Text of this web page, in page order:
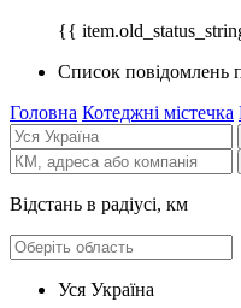
{{
Список повідомлень
Головна Котеджні містечка
Відстань в радіусі, км
Уся Україна